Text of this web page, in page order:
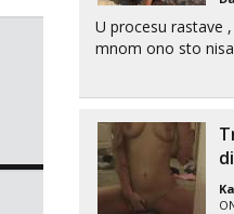
U procesu rastave
mnom ono sto